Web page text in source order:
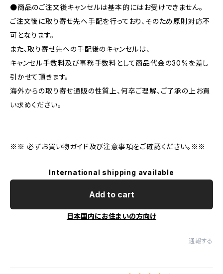
●商品のご注文後キャンセルは基本的にはお受けできません。
ご注文後に取り寄せ先へ手配を行っており、そのため原則対応不
可となります。
また、取り寄せ先への手配後のキャンセルは、
キャンセル手数料及び事務手数料として商品代金の30%を差し
引かせて頂きます。
海外からの取り寄せ通販の性質上、何卒ご理解、ご了承の上お買
い求めください。
※※ 必ずお買い物ガイド及び注意事項をご確認ください。※※
International shipping available
Add to cart
日本国内にお住まいの方向け
通報する